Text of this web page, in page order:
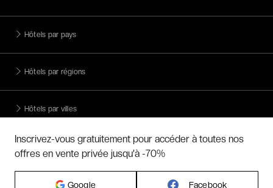
Hôtels par pays
Hôtels par régions
Hôtels par villes
Hôtels par villes - internationales
Week-ends exclusifs
Inscrivez-vous gratuitement pour accéder à toutes nos
offres en vente privée jusqu'à -70%
Google Facebook